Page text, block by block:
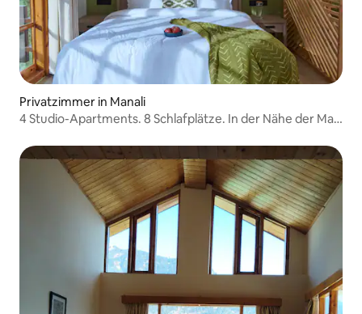
Privatzimmer in Manali
4 Studio-Apartments. 8 Schlafplätze. In der Nähe der Mall